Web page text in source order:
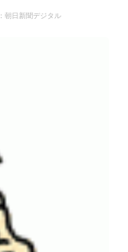
朝日新聞デジタル